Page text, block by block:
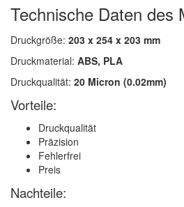
Technische Daten des
Druckgröße: 203 x 254 x 203 mm
Druckmaterial: ABS, PLA
Druckqualität: 20 Micron (0.02mm)
Vorteile:
Druckqualität
Präzision
Fehlerfrei
Preis
Nachteile: